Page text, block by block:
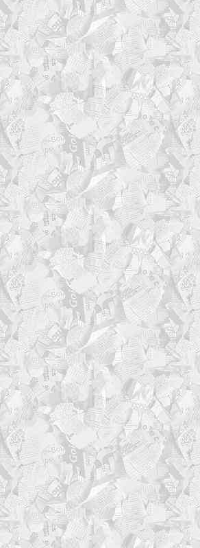
if [[
)); then #
logger -t
$message"
fi
}
# Удобные
log_info() {
log_warn() {
log_error() {
log_ok() {
log_debug() {
local ts
ts="$(date
local
$VERSION"
local
снизу